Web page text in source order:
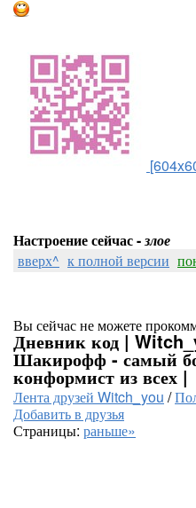
Настроение сейчас -злое
вверх^ к полной версии
Вы сейчас не можете
Дневник код |
Шакирофф - самый
конформист из всех |
Лента друзей Witch_you /
Добавить в друзья
Страницы: раньше»